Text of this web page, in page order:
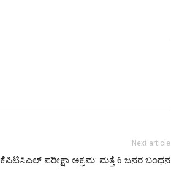
Next article
ಕೆಪಿಟಿಸಿಎಲ್ ಪರೀಕ್ಷಾ ಅಕ್ರಮ: ಮತ್ತೆ 6 ಜನರ ಬಂಧನ